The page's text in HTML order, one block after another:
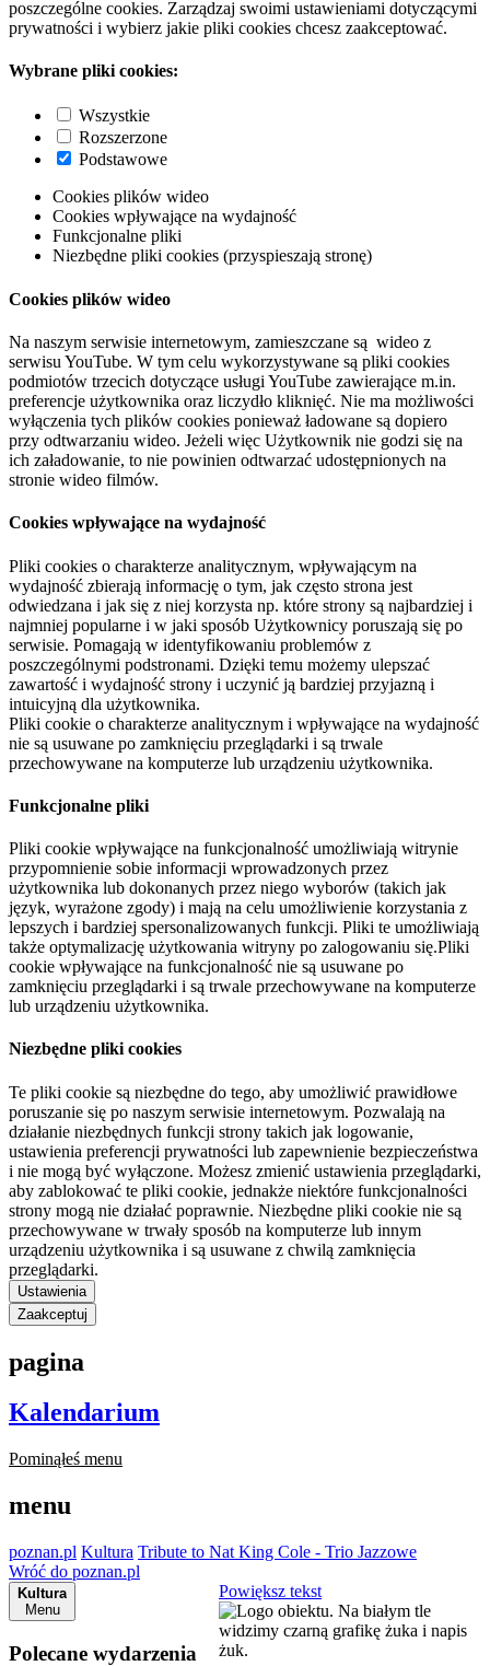
poszczególne cookies. Zarządzaj swoimi ustawieniami dotyczącymi
prywatności i wybierz jakie pliki cookies chcesz zaakceptować.
Wybrane pliki cookies:
Wszystkie
Rozszerzone
Podstawowe
Cookies plików wideo
Cookies wpływające na wydajność
Funkcjonalne pliki
Niezbędne pliki cookies (przyspieszają stronę)
Cookies plików wideo
Na naszym serwisie internetowym, zamieszczane są wideo z
serwisu YouTube. W tym celu wykorzystywane są pliki cookies
podmiotów trzecich dotyczące usługi YouTube zawierające m.in.
preferencje użytkownika oraz liczydło kliknięć. Nie ma możliwości
wyłączenia tych plików cookies ponieważ ładowane są dopiero
przy odtwarzaniu wideo. Jeżeli więc Użytkownik nie godzi się na
ich załadowanie, to nie powinien odtwarzać udostępnionych na
stronie wideo filmów.
Cookies wpływające na wydajność
Pliki cookies o charakterze analitycznym, wpływającym na
wydajność zbierają informację o tym, jak często strona jest
odwiedzana i jak się z niej korzysta np. które strony są najbardziej i
najmniej popularne i w jaki sposób Użytkownicy poruszają się po
serwisie. Pomagają w identyfikowaniu problemów z
poszczególnymi podstronami. Dzięki temu możemy ulepszać
zawartość i wydajność strony i uczynić ją bardziej przyjazną i
intuicyjną dla użytkownika.
Pliki cookie o charakterze analitycznym i wpływające na wydajność
nie są usuwane po zamknięciu przeglądarki i są trwale
przechowywane na komputerze lub urządzeniu użytkownika.
Funkcjonalne pliki
Pliki cookie wpływające na funkcjonalność umożliwiają witrynie
przypomnienie sobie informacji wprowadzonych przez
użytkownika lub dokonanych przez niego wyborów (takich jak
język, wyrażone zgody) i mają na celu umożliwienie korzystania z
lepszych i bardziej spersonalizowanych funkcji. Pliki te umożliwiają
także optymalizację użytkowania witryny po zalogowaniu się.Pliki
cookie wpływające na funkcjonalność nie są usuwane po
zamknięciu przeglądarki i są trwale przechowywane na komputerze
lub urządzeniu użytkownika.
Niezbędne pliki cookies
Te pliki cookie są niezbędne do tego, aby umożliwić prawidłowe
poruszanie się po naszym serwisie internetowym. Pozwalają na
działanie niezbędnych funkcji strony takich jak logowanie,
ustawienia preferencji prywatności lub zapewnienie bezpieczeństwa
i nie mogą być wyłączone. Możesz zmienić ustawienia przeglądarki,
aby zablokować te pliki cookie, jednakże niektóre funkcjonalności
strony mogą nie działać poprawnie. Niezbędne pliki cookie nie są
przechowywane w trwały sposób na komputerze lub innym
urządzeniu użytkownika i są usuwane z chwilą zamknięcia
przeglądarki.
Ustawienia
Zaakceptuj
pagina
Kalendarium
Pominąłeś menu
menu
poznan.pl Kultura Tribute to Nat King Cole - Trio Jazzowe
Wróć do poznan.pl
Kultura
Menu
Polecane wydarzenia
Powiększ tekst